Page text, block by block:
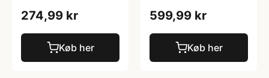
274,99 kr
Køb her
599,99 kr
Køb her